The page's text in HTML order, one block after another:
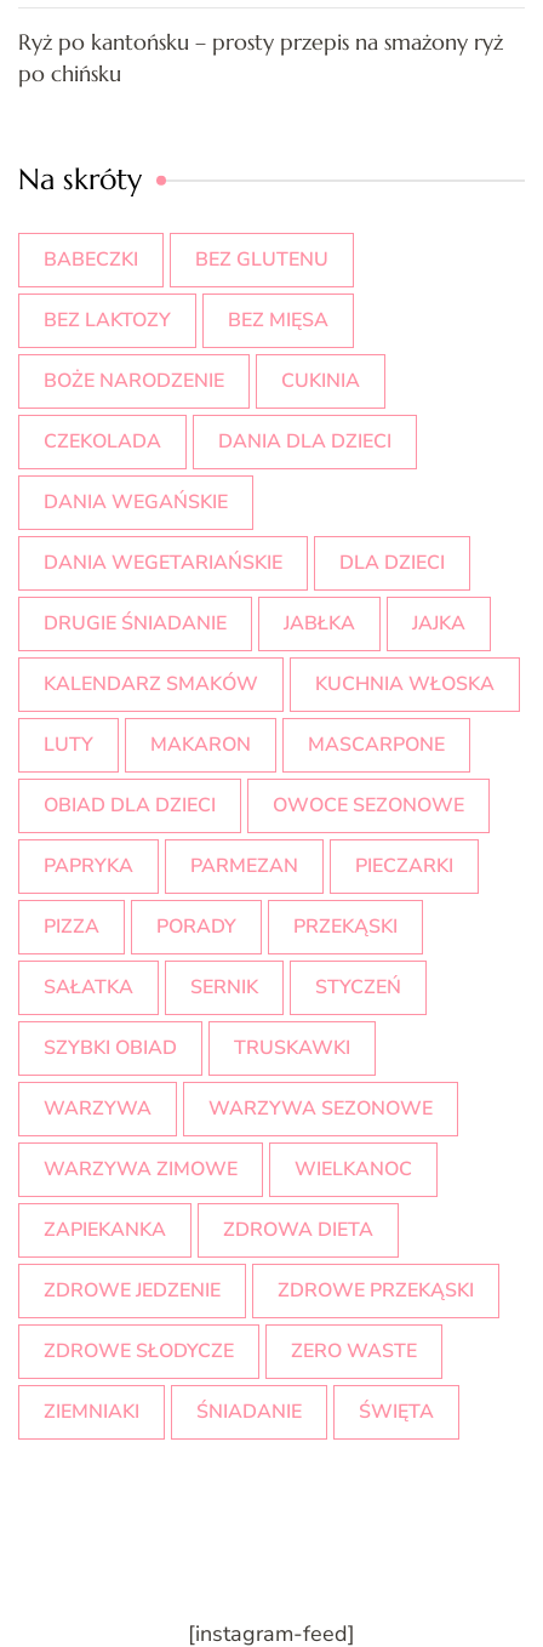
Ryż po kantońsku – prosty przepis na smażony ryż
po chińsku
Na skróty
BABECZKI BEZ GLUTENU
BEZ LAKTOZY BEZ MIĘSA
BOŻE NARODZENIE CUKINIA
CZEKOLADA DANIA DLA DZIECI
DANIA WEGAŃSKIE
DANIA WEGETARIAŃSKIE DLA DZIECI
DRUGIE ŚNIADANIE JABŁKA JAJKA
KALENDARZ SMAKÓW KUCHNIA WŁOSKA
LUTY MAKARON MASCARPONE
OBIAD DLA DZIECI OWOCE SEZONOWE
PAPRYKA PARMEZAN PIECZARKI
PIZZA PORADY PRZEKĄSKI
SAŁATKA SERNIK STYCZEŃ
SZYBKI OBIAD TRUSKAWKI
WARZYWA WARZYWA SEZONOWE
WARZYWA ZIMOWE WIELKANOC
ZAPIEKANKA ZDROWA DIETA
ZDROWE JEDZENIE ZDROWE PRZEKĄSKI
ZDROWE SŁODYCZE ZERO WASTE
ZIEMNIAKI ŚNIADANIE ŚWIĘTA
[instagram-feed]